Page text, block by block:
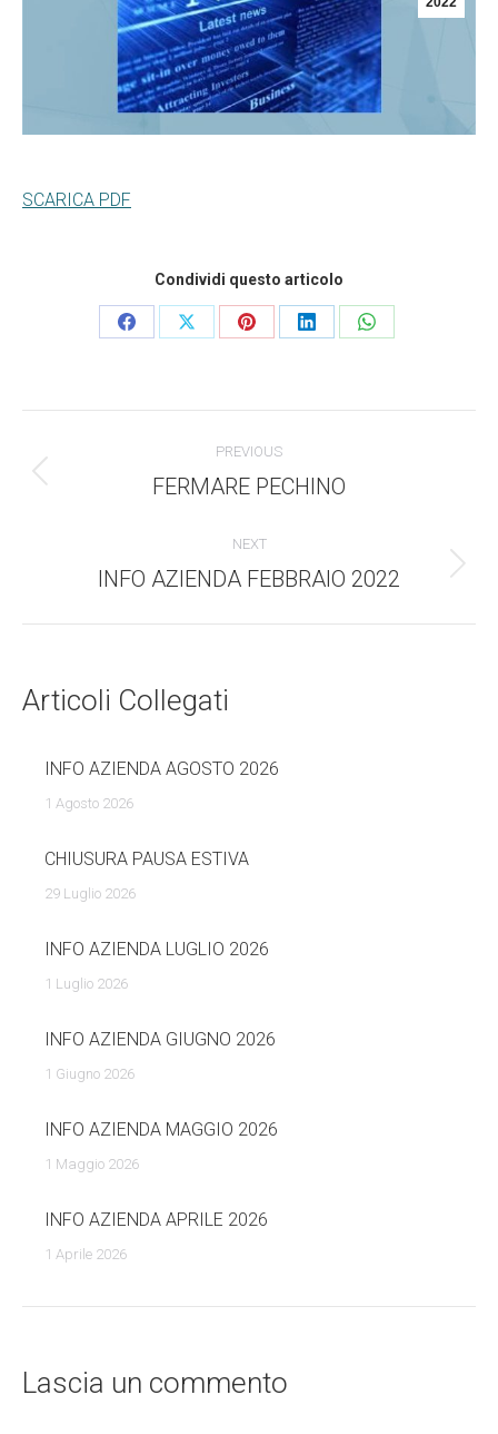
SCARICA PDF
Condividi questo articolo
CondividiCondividiCondividiCondividiCondividi
Commento
di
navigazione
PREVIOUS
Stile
FERMARE PECHINO
NEXT
Numero
INFO AZIENDA FEBBRAIO 2022
Articoli Collegati
INFO AZIENDA AGOSTO 2026
1 Agosto 2026
CHIUSURA PAUSA ESTIVA
29 Luglio 2026
INFO AZIENDA LUGLIO 2026
1 Luglio 2026
INFO AZIENDA GIUGNO 2026
1 Giugno 2026
INFO AZIENDA MAGGIO 2026
1 Maggio 2026
INFO AZIENDA APRILE 2026
1 Aprile 2026
Lascia un commento